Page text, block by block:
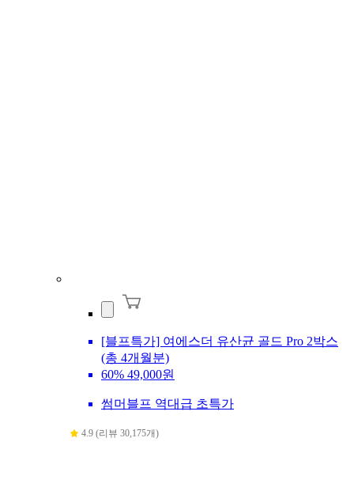
[블프특가] 여에스더 유산균 골드 Pro 2박스
(총 4개월분)
60% 49,000원
썸머블프 역대급 초특가
4.9 (리뷰 30,175개)